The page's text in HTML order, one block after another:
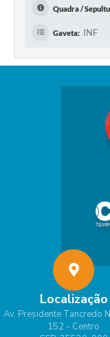
Quadra /
Gaveta: INF
Localização
Av. Presidente Tancredo
152 - Centro